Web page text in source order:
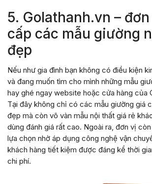
5. Golathanh.vn –
cấp các mẫu giường
đẹp
Nếu như gia đình bạn không có điều kiện
và đang muốn tìm cho mình những mẫu
hay ghé ngay website hoặc cửa hàng của
Tại đây không chỉ có các mẫu giường giá
đẹp mà còn vô vàn mẫu nội thất giá rẻ
dùng đánh giá rất cao. Ngoài ra, đơn vị
lựa chọn nhờ áp dụng công nghệ vận
khách hàng tiết kiệm được đáng kể thời
chi phí.